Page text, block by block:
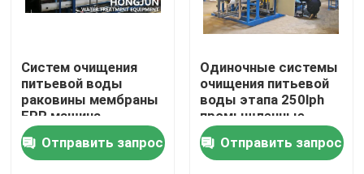
Новости
Случаи
Систем очищения
питьевой воды
раковины мембраны
FPR машина
фильтрации RO
промышленных
автоматическая
Отправить запрос
Одиночные системы
очищения питьевой
воды этапа 250lph
промышленные
Отправить запрос